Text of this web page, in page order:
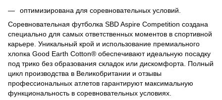
оптимизирована для соревновательных условий.
Соревновательная футболка SBD Aspire Competition создана
специально для самых ответственных моментов в спортивной
карьере. Уникальный крой и использование премиального
хлопка Good Earth Cotton® обеспечивают идеальную посадку
под трико без образования складок или дискомфорта. Полный
цикл производства в Великобритании и отзывы
профессиональных атлетов гарантируют максимальную
функциональность в соревновательных условиях.